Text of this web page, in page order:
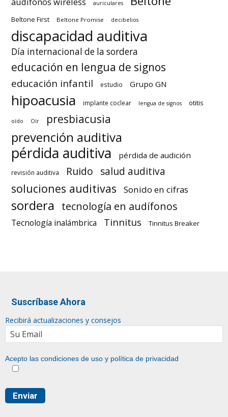
auriculares
Beltone First Beltone Promise decibelios
discapacidad auditiva
Día internacional de la sordera
educación en lengua de signos
educación infantil estudio Grupo GN
hipoacusia implante coclear lengua de signos otitis
oído Oír presbiacusia
prevención auditiva
pérdida auditiva pérdida de audición
revisión auditiva Ruido salud auditiva
soluciones auditivas Sonido en cifras
sordera tecnología en audífonos
Tecnología inalámbrica Tinnitus Tinnitus Breaker
Suscríbase Ahora
Recibirá actualizaciones y consejos
Acepto las condiciones de uso y política de privacidad